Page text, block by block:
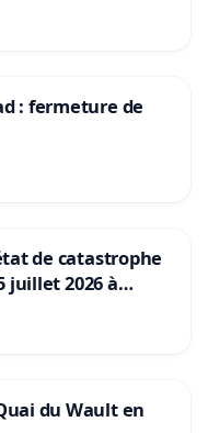
: fermeture de
de catastrophe
juillet 2026 à
du Wault en